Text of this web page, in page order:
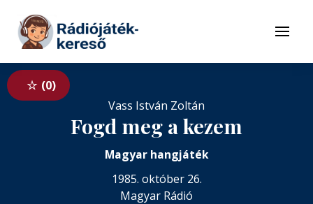
Tovább a tartalomhoz
Menü
0
Vass István Zoltán
Fogd meg a kezem
Magyar hangjáték
1985. október 26.
Magyar Rádió